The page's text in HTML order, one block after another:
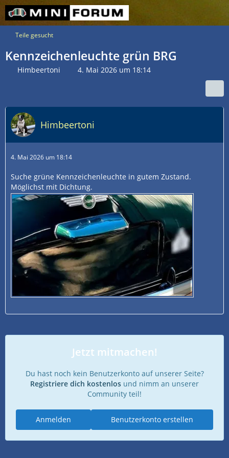
Teile gesucht
Kennzeichenleuchte grün BRG
Himbeertoni 4. Mai 2026 um 18:14
Himbeertoni
4. Mai 2026 um 18:14
Suche grüne Kennzeichenleuchte in gutem Zustand.
Möglichst mit Dichtung.
Jetzt mitmachen!
Du hast noch kein Benutzerkonto auf unserer Seite?
Registriere dich kostenlos und nimm an unserer
Community teil!
Benutzerkonto erstellen
Anmelden